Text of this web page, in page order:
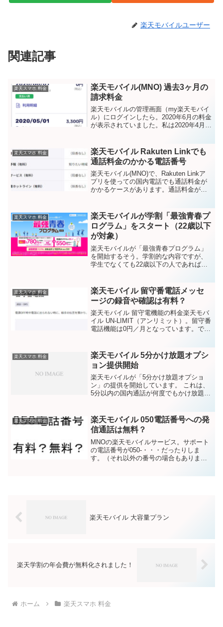
楽天モバイルユーザー
関連記事
楽天スマホ 料金
楽天モバイル(MNO) 過去3ヶ月の
請求料金
楽天モバイルの管理画面（my楽天モバイ
ル）にログインしたら。2020年6月の料金
が表示されていました。私は2020年4月か
うなっています。2020/05/01の3,...
楽天スマホ 料金
楽天モバイル Rakuten Linkでも
通話料金のかかる電話番号
楽天モバイル(MNO)で、Rakuten Linkア
プリを使っての国内電話でも通話料金が
かかるケースがあります。通話料金がか
楽天モバイルが指定する電話番号（...
楽天スマホ 料金
楽天モバイルが学割「最強青春プ
ログラム」をスタート（22歳以下
が対象）
楽天モバイルが「最強青春プログラム」
を開始するそう。学割的な内容ですが、
学生でなくても22歳以下の人であれば使
だけでなく、すでに楽天モバイル契約中
の人も対象です！...
楽天スマホ 料金
楽天モバイル 留守番電話メッセ
ージの録音や確認は有料？
楽天モバイル 留守電機能の料金楽天モバ
イル UN-LIMIT（アンリミット）。留守番
電話機能は0円／月となっています。です
いって、「月額●円」みたいなのはかから
ない）...
楽天スマホ 料金
楽天モバイル 5分かけ放題オプシ
ョン提供開始
楽天モバイルが「5分かけ放題オプショ
ン」の提供を開始しています。 これは、
5分以内の国内通話が何度でもかけ放題に
「楽天でんわ」を用います。1回の通話が
5分を超えた場...
楽天スマホ 料金
楽天モバイル 050電話番号への発
信通話は無料？
MNOの楽天モバイルサービス。サポート
の電話番号が050-・・・だったりしま
す。（それ以外の番号の場合もありま
楽天モバイル 大容量プラン
楽天学割の年会費が無料化されました！
ホーム 楽天スマホ 料金